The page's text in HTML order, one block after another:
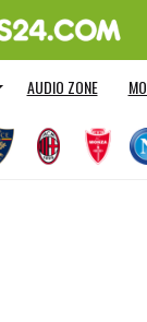
AUDIO ZONE